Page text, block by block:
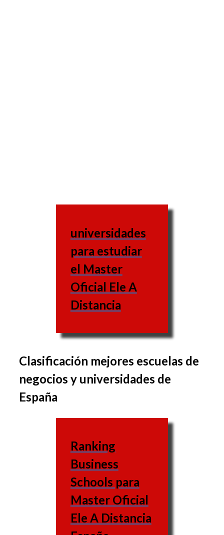
universidades
para estudiar
el Master
Oficial Ele A
Distancia
El grupo de materias
varía de una escuela a
que las asignaturas
Escuela
de
negocios
UNED
(Universidad
Clasificación mejores escuelas de
negocios y universidades de
España
Ranking
Business
Schools para
Master Oficial
Ele A Distancia